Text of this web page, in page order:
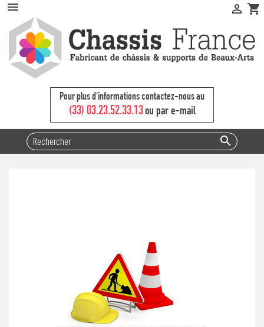
 shopping_cart

Pour plus d'informations contactez-nous au
(33) 03.23.52.33.13ou par e-mail
